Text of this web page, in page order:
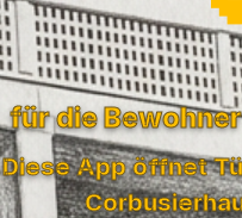
für die
Diese App öffnet